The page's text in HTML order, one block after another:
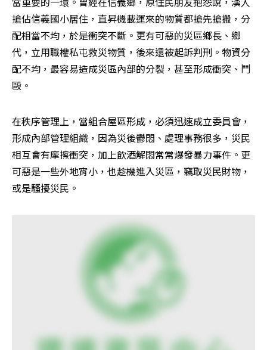
搶佔信義國小居住，直昇機載運來的物質都搶先搶搬，分
配相當不均，於是衝突不斷。更有可惡的災區鄉長、鄉
代，立用職權私屯救災物質，後來還被起訴判刑。物資分
配不均，最容易造成災區內部的分裂，甚至形成衝突、鬥
毆。
在秩序管理上，當組合屋區形成，必須迅速成立委員會，
形成內部管理組織，因為災後鬱悶、處理事務很多，災民
相互會有摩擦衝突，加上飲酒解悶常常爆發暴力事件。更
可惡是一些外地宵小，也趁機進入災區，竊取災民財物，
或是騷擾災民。